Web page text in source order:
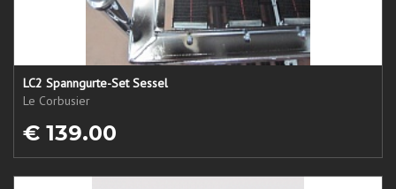
LC2 Spanngurte-Set Sessel
Le Corbusier
€ 139.00